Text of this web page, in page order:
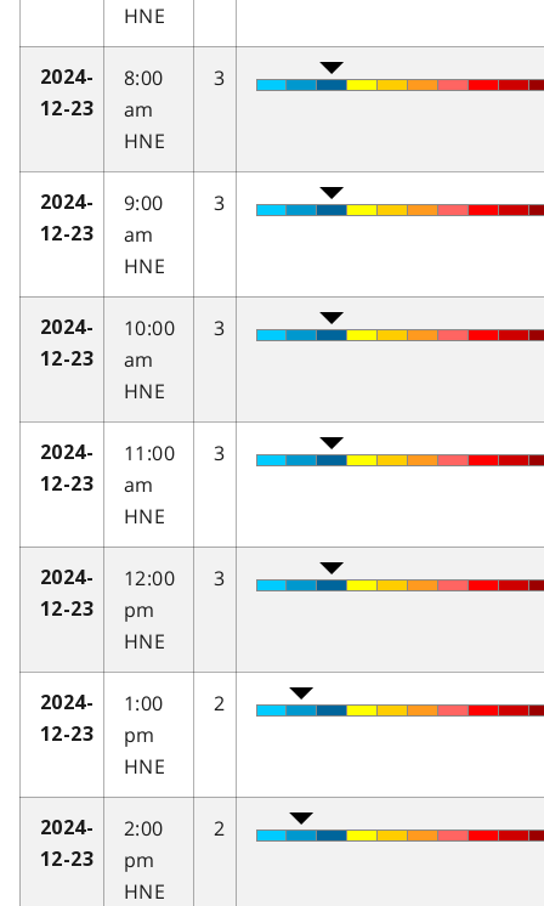
HNE
2024-
12-23
8:00
am
HNE
3
2024-
12-23
9:00
am
HNE
3
2024-
12-23
10:00
am
HNE
3
2024-
12-23
11:00
am
HNE
3
2024-
12-23
12:00
pm
HNE
3
2024-
12-23
1:00
pm
HNE
2
2024-
12-23
2:00
pm
HNE
2